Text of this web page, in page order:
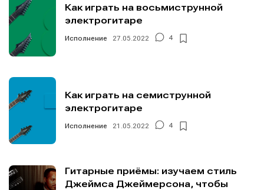
Как играть на восьмиструнной
электрогитаре
Исполнение 27.05.2022 4
Как играть на семиструнной
электрогитаре
Исполнение 21.05.2022 4
Гитарные приёмы: изучаем стиль
Джеймса Джеймерсона, чтобы